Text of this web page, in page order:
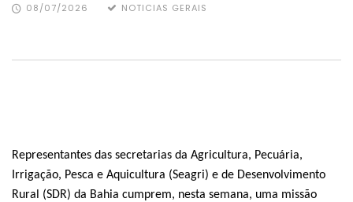
08/07/2026 NOTICIAS GERAIS
Representantes das secretarias da Agricultura, Pecuária,
Irrigação, Pesca e Aquicultura (Seagri) e de Desenvolvimento
Rural (SDR) da Bahia cumprem, nesta semana, uma missão